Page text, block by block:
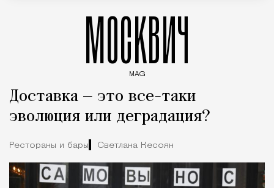
МОСКВИЧ
MAG
Доставка — это все-таки
эволюция или деградация?
Рестораны и бары Светлана Кесоян